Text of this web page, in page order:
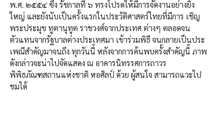
พ.ศ. ๒๕๕๔ ซึ่ง รัชกาลที่ ๖ ทรงโปรดให้มีการจัดงานอย่างยิ่ง
ใหญ่ และยังนับเป็นครั้งแรกในประวัติศาสตร์ไทยที่มีการ เชิญ
พระประมุข ทูตานุทูต ราชวงศ์จากประเทศ ต่างๆ ตลอดจน
ตัวแทนจากรัฐบาลต่างประเทศมา เข้าร่วมพิธี จนกลายเป็นประ
เพณีสําคัญมาจนถึง ทุกวันนี้ หลังจากการค้นพบครั้งสําคัญนี้ ภาพ
ดังกล่าวจะน่าไปจัดแสดง ณ อาคารนิทรรศการถาวร
พิพิธภัณฑสถานแห่งชาติ หอศิลป์ ด้วย ผู้สนใจ สามารถแวะไป
ชมได้